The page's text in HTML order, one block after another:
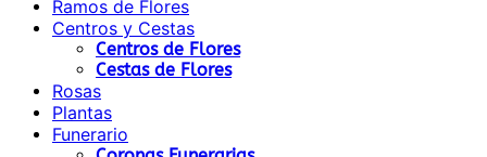
Ramos de Flores
Centros y Cestas
Centros de Flores
Cestas de Flores
Rosas
Plantas
Funerario